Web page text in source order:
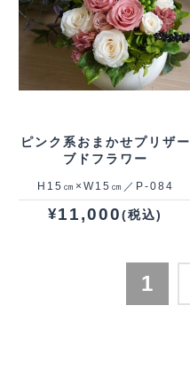
ピンク系おまかせプリザー
ブドフラワー
H15㎝×W15㎝／P‐084
¥11,000(税込)
1